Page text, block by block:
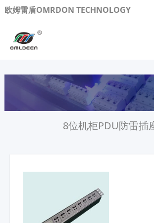
欧姆雷盾OMRDON TECHNOLOGY
8位机柜PDU防雷插